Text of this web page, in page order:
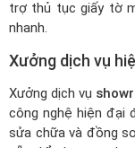
trợ thủ tục giấy tờ
nhanh.
Xưởng dịch vụ
Xưởng dịch vụ
công nghệ hiện đại
sửa chữa và đồng